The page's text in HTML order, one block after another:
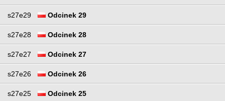
s27e29 Odcinek 29
s27e28 Odcinek 28
s27e27 Odcinek 27
s27e26 Odcinek 26
s27e25 Odcinek 25